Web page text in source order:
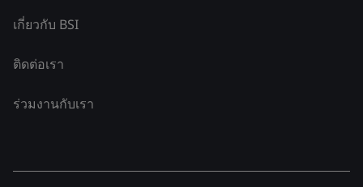
เกี่ยวกับ BSI
ติดต่อเรา
ร่วมงานกับเรา